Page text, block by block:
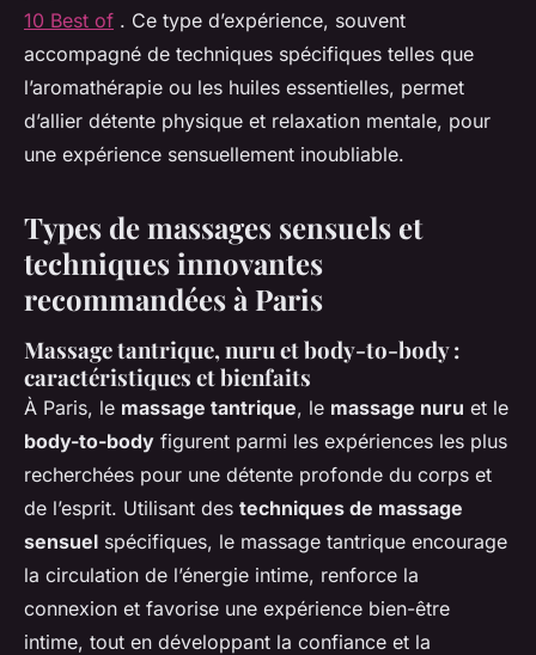
10 Best of . Ce type d’expérience, souvent
accompagné de techniques spécifiques telles que
l’aromathérapie ou les huiles essentielles, permet
d’allier détente physique et relaxation mentale, pour
une expérience sensuellement inoubliable.
Types de massages sensuels et
techniques innovantes
recommandées à Paris
Massage tantrique, nuru et body-to-body :
caractéristiques et bienfaits
À Paris, le massage tantrique, le massage nuru et le
body-to-body figurent parmi les expériences les plus
recherchées pour une détente profonde du corps et
de l’esprit. Utilisant des techniques de massage
sensuel spécifiques, le massage tantrique encourage
la circulation de l’énergie intime, renforce la
connexion et favorise une expérience bien-être
intime, tout en développant la confiance et la